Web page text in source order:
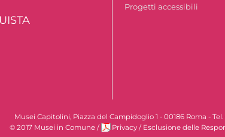
Progetti accessibili
Musei Capitolini, Piazza del Campidoglio 1 - 00186 Roma -
© 2017 Musei in Comune / Privacy / Esclusione delle